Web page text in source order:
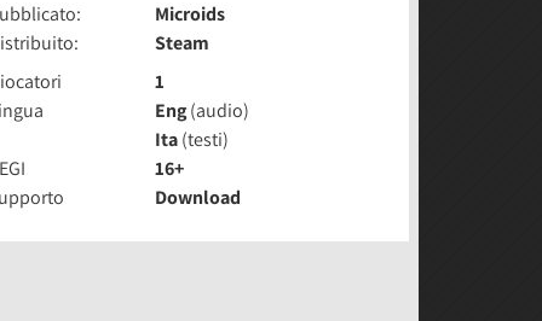
Microids
Steam
1
Eng(audio)
Ita(testi)
16+
Download